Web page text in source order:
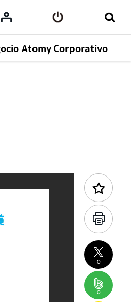
Atomy Corporativo
Contenido Anterior